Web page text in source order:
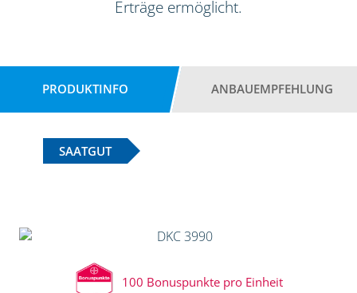
Erträge ermöglicht.
PRODUKTINFO ANBAUEMPFEHLUNG
SAATGUT
100 Bonuspunkte pro Einheit